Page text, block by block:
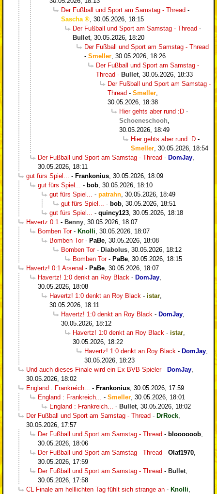
Der Fußball und Sport am Samstag - Thread -
Sascha
30.05.2026, 18:15
Der Fußball und Sport am Samstag - Thread -
Bullet 30.05.2026, 18:20
Der Fußball und Sport am Samstag - Thread
- Smeller 30.05.2026, 18:26
Der Fußball und Sport am Samstag -
Thread - Bullet 30.05.2026, 18:33
Der Fußball und Sport am Samstag -
Thread - Smeller
30.05.2026, 18:38
Hier gehts aber rund :D -
Schoeneschooh
30.05.2026, 18:49
Hier gehts aber rund :D -
Smeller 30.05.2026, 18:54
Der Fußball und Sport am Samstag - Thread - DomJay
30.05.2026, 18:11
gut fürs Spiel...
- Frankonius 30.05.2026, 18:09
gut fürs Spiel...
- bob 30.05.2026, 18:10
gut fürs Spiel...
- patrahn 30.05.2026, 18:49
gut fürs Spiel...
- bob 30.05.2026, 18:51
gut fürs Spiel...
- quincy123 30.05.2026, 18:18
Havertz 0:1 - Benny 30.05.2026, 18:07
Bomben Tor- Knolli 30.05.2026, 18:07
Bomben Tor- PaBe 30.05.2026, 18:08
Bomben Tor- Diabolus 30.05.2026, 18:12
Bomben Tor- PaBe 30.05.2026, 18:15
Havertz! 0:1 Arsenal - PaBe 30.05.2026, 18:07
Havertz! 1:0 denkt an Roy Black - DomJay
30.05.2026, 18:08
Havertz! 1:0 denkt an Roy Black - istar
30.05.2026, 18:11
Havertz! 1:0 denkt an Roy Black - DomJay
30.05.2026, 18:12
Havertz! 1:0 denkt an Roy Black - istar
30.05.2026, 18:22
Havertz! 1:0 denkt an Roy Black - DomJay
30.05.2026, 18:23
Und auch dieses Finale wird ein Ex BVB Spieler- DomJay
30.05.2026, 18:02
England : Frankreich...
- Frankonius 30.05.2026, 17:59
England : Frankreich...
- Smeller 30.05.2026, 18:01
England : Frankreich...
- Bullet 30.05.2026, 18:02
Der Fußball und Sport am Samstag - Thread - DrRock
30.05.2026, 17:57
Der Fußball und Sport am Samstag - Thread - bloooooob
30.05.2026, 18:06
Der Fußball und Sport am Samstag - Thread - Olaf1970
30.05.2026, 17:59
Der Fußball und Sport am Samstag - Thread - Bullet
30.05.2026, 17:58
CL Finale am helllichten Tag fühlt sich strange an - Knolli